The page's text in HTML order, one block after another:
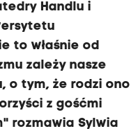
Handlu i
to właśnie od
zależy nasze
o tym, że rodzi ono
z gośćmi
rozmawia Sylwia